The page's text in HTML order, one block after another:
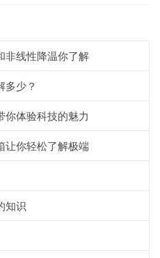
非线性降温你了解
多少？
你体验科技的魅力
让你轻松了解极端
知识